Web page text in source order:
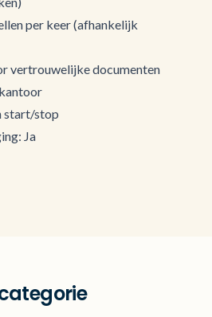
per keer (afhankelijk
vertrouwelijke documenten
start/stop
Ja